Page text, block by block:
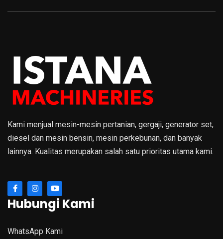
Kami menjual mesin-mesin pertanian, gergaji, generator set,
diesel dan mesin bensin, mesin perkebunan, dan banyak
lainnya. Kualitas merupakan salah satu prioritas utama kami.
Hubungi Kami
WhatsApp Kami